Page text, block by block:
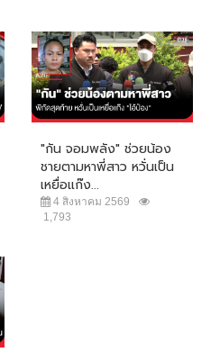
"กัน จอมพลัง" ช่วยน้อง
ชายตามหาพี่สาว หวั่นเป็น
เหยื่อแก๊ง...
4 สิงหาคม 2569
1,793